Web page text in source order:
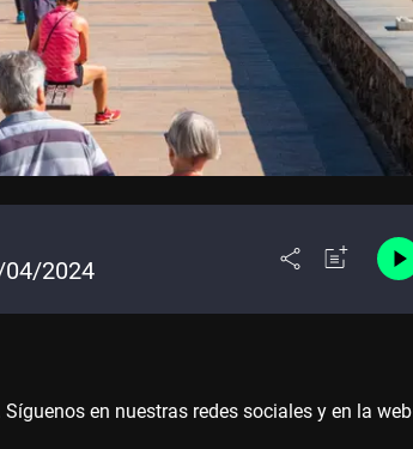
04/2024
Síguenos en nuestras redes sociales y en la web